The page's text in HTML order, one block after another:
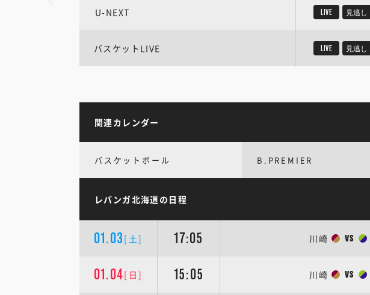
U-NEXT LIVE 見逃し
バスケットLIVE LIVE 見逃し
関連カレンダー
バスケットボール B.PREMIER
レバンガ北海道の日程
01.03 [土] 17:05 川崎 VS
01.04[日] 15:05 川崎 VS